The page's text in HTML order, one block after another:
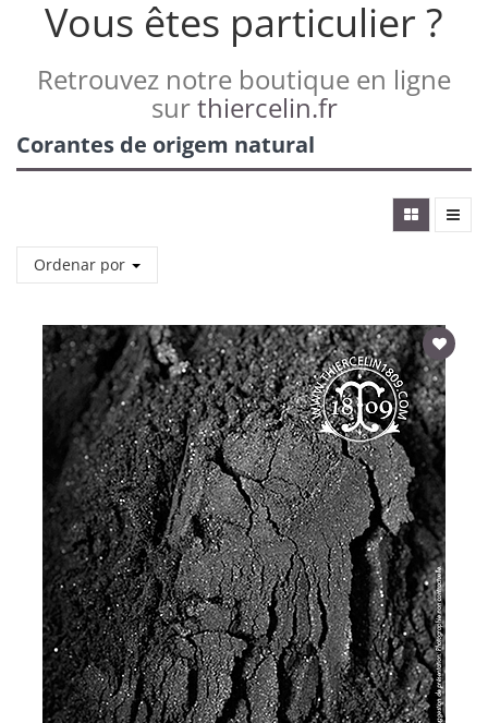
Vous êtes particulier ?
Retrouvez notre boutique en ligne
surthiercelin.fr
Corantes de origem natural
Ordenar por